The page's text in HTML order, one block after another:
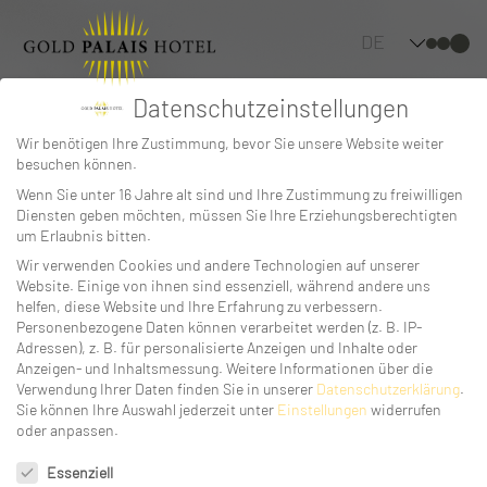
DE
News detail title
example
Greifswalder Str. 6
Datenschutzeinstellungen
Wir benötigen Ihre Zustimmung, bevor Sie unsere Website weiter
besuchen können.
Wenn Sie unter 16 Jahre alt sind und Ihre Zustimmung zu freiwilligen
Diensten geben möchten, müssen Sie Ihre Erziehungsberechtigten
um Erlaubnis bitten.
Wir verwenden Cookies und andere Technologien auf unserer
Website. Einige von ihnen sind essenziell, während andere uns
helfen, diese Website und Ihre Erfahrung zu verbessern.
Personenbezogene Daten können verarbeitet werden (z. B. IP-
Adressen), z. B. für personalisierte Anzeigen und Inhalte oder
Anzeigen- und Inhaltsmessung. Weitere Informationen über die
Verwendung Ihrer Daten finden Sie in unserer Datenschutzerklärung.
Sie können Ihre Auswahl jederzeit unter Einstellungen widerrufen
oder anpassen.
Essenziell